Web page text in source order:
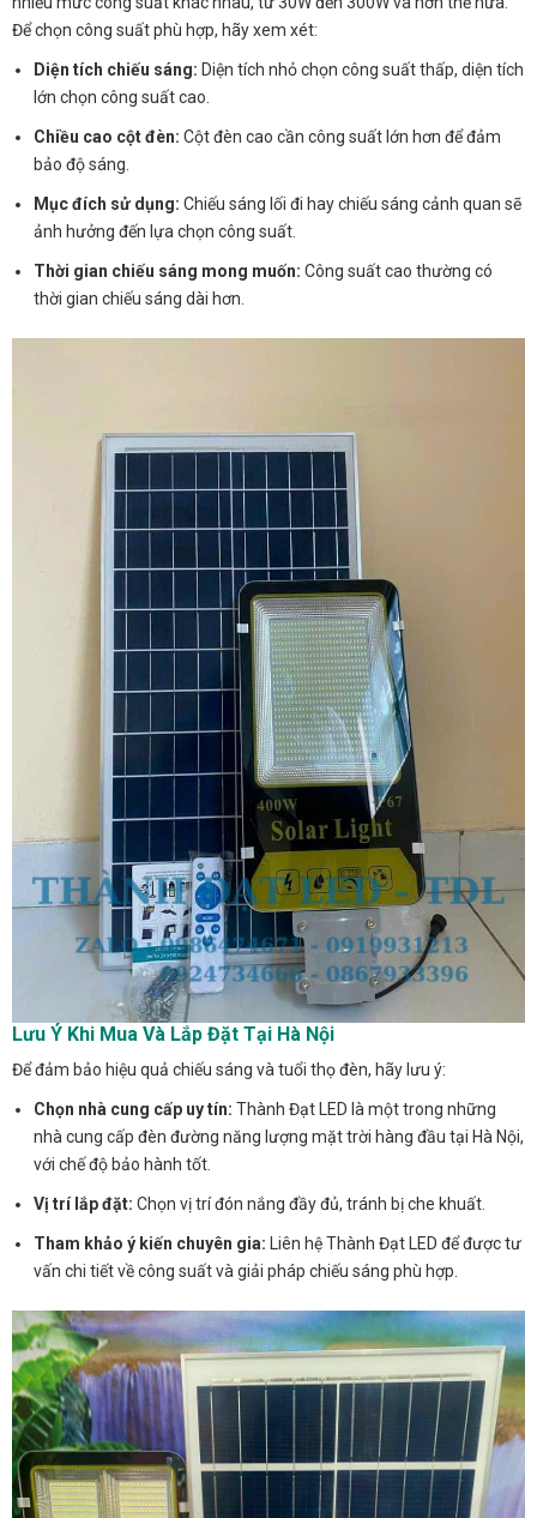
Để chọn công suất phù hợp, hãy xem xét:
Diện tích chiếu sáng: Diện tích nhỏ chọn công suất thấp, diện tích
lớn chọn công suất cao.
Chiều cao cột đèn: Cột đèn cao cần công suất lớn hơn để đảm
bảo độ sáng.
Mục đích sử dụng: Chiếu sáng lối đi hay chiếu sáng cảnh quan sẽ
ảnh hưởng đến lựa chọn công suất.
Thời gian chiếu sáng mong muốn: Công suất cao thường có
thời gian chiếu sáng dài hơn.
Lưu Ý Khi Mua Và Lắp Đặt Tại Hà Nội
Để đảm bảo hiệu quả chiếu sáng và tuổi thọ đèn, hãy lưu ý:
Chọn nhà cung cấp uy tín: Thành Đạt LED là một trong những
nhà cung cấp đèn đường năng lượng mặt trời hàng đầu tại Hà Nội,
với chế độ bảo hành tốt.
Vị trí lắp đặt: Chọn vị trí đón nắng đầy đủ, tránh bị che khuất.
Tham khảo ý kiến chuyên gia: Liên hệ Thành Đạt LED để được tư
vấn chi tiết về công suất và giải pháp chiếu sáng phù hợp.